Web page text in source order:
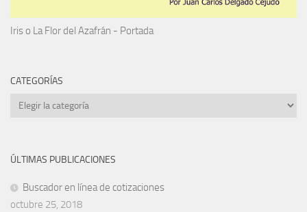
Iris o La Flor del Azafrán - Portada
CATEGORÍAS
Categorías
ÚLTIMAS PUBLICACIONES
Buscador en línea de cotizaciones
octubre 25, 2018